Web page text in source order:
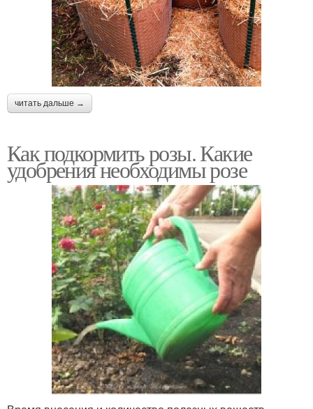
читать дальше →
Как подкормить розы. Какие
удобрения необходимы розе